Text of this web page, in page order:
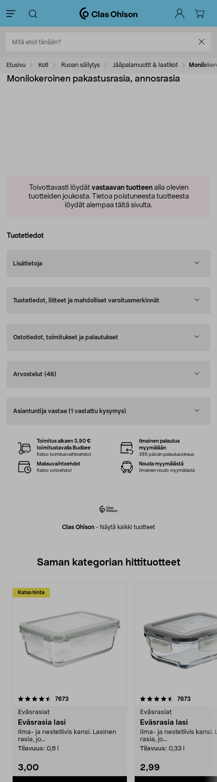
Etusivu Koti Ruoan säilytys Jääpalamuotit & laatikot
Monilokeroinen pakastusrasia, annosrasia
Toivottavasti löydät vastaavan tuotteenalla olevien
tuotteiden joukosta. Tietoa poistuneesta tuotteesta
löydät alempaa tältä sivulta.
Tuotetiedot
Lisätietoja
Tuotetiedot, liitteet ja mahdolliset varoitusmerkinnät
Ostotiedot, toimitukset ja palautukset
Arvostelut (46)
Asiantuntija vastaa (1 vastattu kysymys)
Clas Ohlson - Näytä kaikki tuotteet
Toimitus alkaen 3,90 €
toimitustavalla Budbee
Katso toimitusvaihtoehdot
Ilmainen palautus
myymälään
365 päivän palautusoikeus
Maksuvaihtoehdot
Katso ostoehdot
Nouda myymälästä
Ilmainen nouto myymälästä
Saman kategorian hittituotteet
Katso hinta
7673
Eväsrasiat
Eväsrasia lasi
Ilma- ja nestetiivis kansi. Lasinen
rasia, jo...
Tilavuus: 0,8 l
3,00
4.5 viidestä
7673
Eväsrasiat
Eväsrasia lasi
Ilma- ja nestetiivis kansi.
rasia, jo...
Tilavuus: 0,33 l
2,99
4.5 viidestä